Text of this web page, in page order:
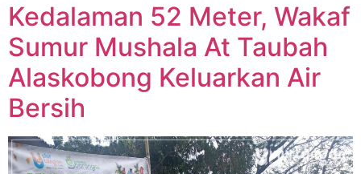
Kedalaman 52 Meter, Wakaf
Sumur Mushala At Taubah
Alaskobong Keluarkan Air
Bersih